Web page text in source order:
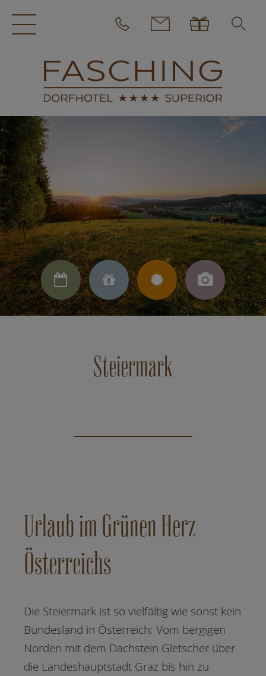
   
Steiermark
Urlaub im Grünen Herz
Österreichs
Die Steiermark ist so vielfältig wie sonst kein
Bundesland in Österreich: Vom bergigen
Norden mit dem Dachstein Gletscher über
die Landeshauptstadt Graz bis hin zu